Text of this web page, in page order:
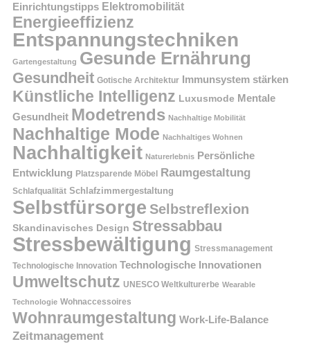
Einrichtungstipps Elektromobilität
Energieeffizienz
Entspannungstechniken
Gartengestaltung Gesunde Ernährung
Gesundheit Gotische Architektur Immunsystem stärken
Künstliche Intelligenz Luxusmode Mentale
Gesundheit Modetrends Nachhaltige Mobilität
Nachhaltige Mode Nachhaltiges Wohnen
Nachhaltigkeit Naturerlebnis Persönliche
Entwicklung Platzsparende Möbel Raumgestaltung
Schlafqualität Schlafzimmergestaltung
Selbstfürsorge Selbstreflexion
Skandinavisches Design Stressabbau
Stressbewältigung Stressmanagement
Technologische Innovation Technologische Innovationen
Umweltschutz UNESCO Weltkulturerbe Wearable
Technologie Wohnaccessoires
Wohnraumgestaltung Work-Life-Balance
Zeitmanagement